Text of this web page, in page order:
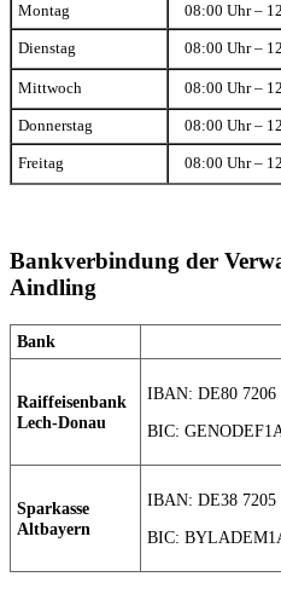
Montag 08:00 Uhr –
Dienstag 08:00 Uhr –
Mittwoch 08:00 Uhr –
Donnerstag 08:00 Uhr –
Freitag 08:00 Uhr –
Bankverbindung der
Aindling
Bank
Raiffeisenbank
Lech-Donau
IBAN: DE80 7206
BIC:
Sparkasse
Altbayern
IBAN: DE38 7205
BIC: